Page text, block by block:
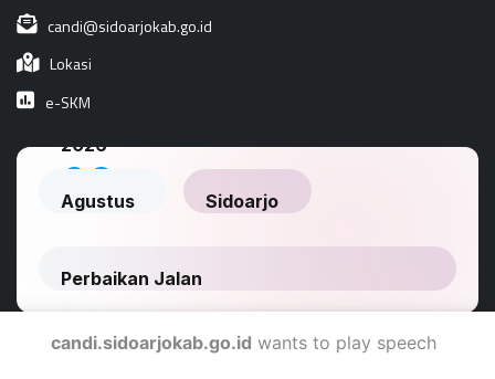
candi@sidoarjokab.go.id
Lokasi
e-SKM
candi.sidoarjokab.go.id wants to play speech